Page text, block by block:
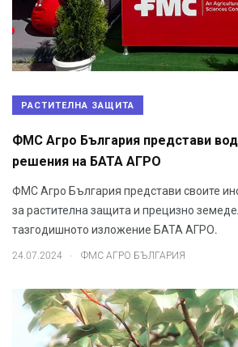
РАСТИТЕЛНА ЗАЩИТА
ФМС Агро България представи
решения на БАТА АГРО
ФМС Агро България представи своите
за растителна защита и прецизно
тазгодишното изложение БАТА АГРО.
24.07.2024 ФМС АГРО БЪЛГАРИЯ